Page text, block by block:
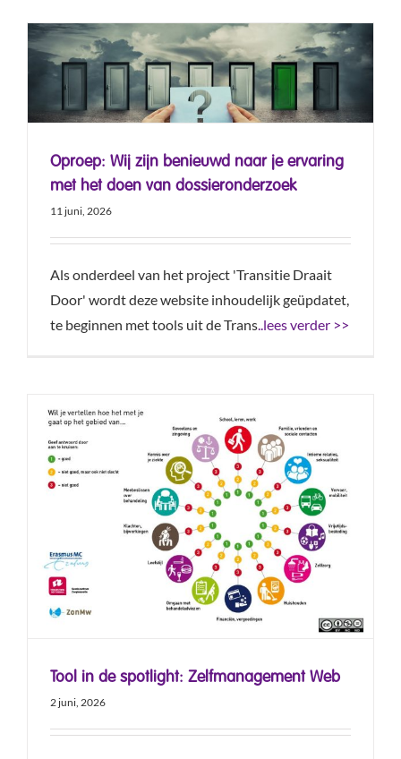
Oproep: Wij zijn benieuwd naar je ervaring
met het doen van dossieronderzoek
11 juni, 2026
Als onderdeel van het project 'Transitie Draait
Door' wordt deze website inhoudelijk geüpdatet,
te beginnen met tools uit de Trans..lees verder >>
Tool in de spotlight: Zelfmanagement Web
2 juni, 2026